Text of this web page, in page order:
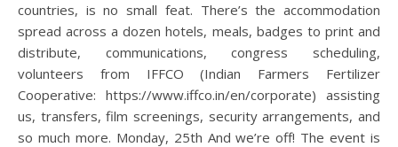
countries, is no small feat. There’s the accommodation
spread across a dozen hotels, meals, badges to print and
distribute, communications, congress scheduling,
volunteers from IFFCO (Indian Farmers Fertilizer
Cooperative: https://www.iffco.in/en/corporate) assisting
us, transfers, film screenings, security arrangements, and
so much more. Monday, 25th And we’re off! The event is